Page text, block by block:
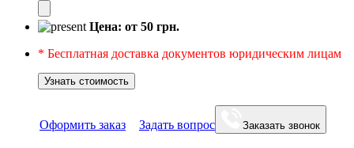
Цена: от 50 грн.
* Бесплатная доставка документов юридическим лицам
Узнать стоимость
Оформить заказ Задать вопрос Заказать звонок